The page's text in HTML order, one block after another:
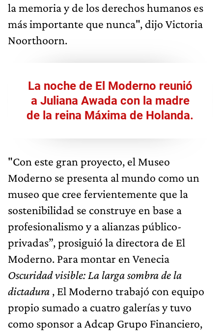
la memoria y de los derechos humanos es
más importante que nunca", dijo Victoria
Noorthoorn.
La noche de El Moderno reunió
a Juliana Awada con la madre
de la reina Máxima de Holanda.
"Con este gran proyecto, el Museo
Moderno se presenta al mundo como un
museo que cree fervientemente que la
sostenibilidad se construye en base a
profesionalismo y a alianzas público-
privadas”, prosiguió la directora de El
Moderno. Para montar en Venecia
Oscuridad visible: La larga sombra de la
dictadura , El Moderno trabajó con equipo
propio sumado a cuatro galerías y tuvo
como sponsor a Adcap Grupo Financiero,